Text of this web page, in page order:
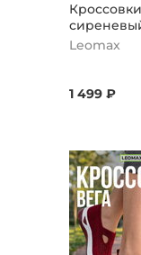
Leomax
1 499 ₽